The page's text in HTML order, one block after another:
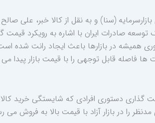
(سنا) و به نقل از کالا خبر، علی
توسعه صادرات ایران با اشاره به رویکرد
همیشه در بازارها باعث ایجاد رانت شده
فاصله قابل توجهی را با قیمت بازار پیدا می
دستوری افرادی که شایستگی خرید کالا
را در بازار آزاد با قیمت بالا به فروش می